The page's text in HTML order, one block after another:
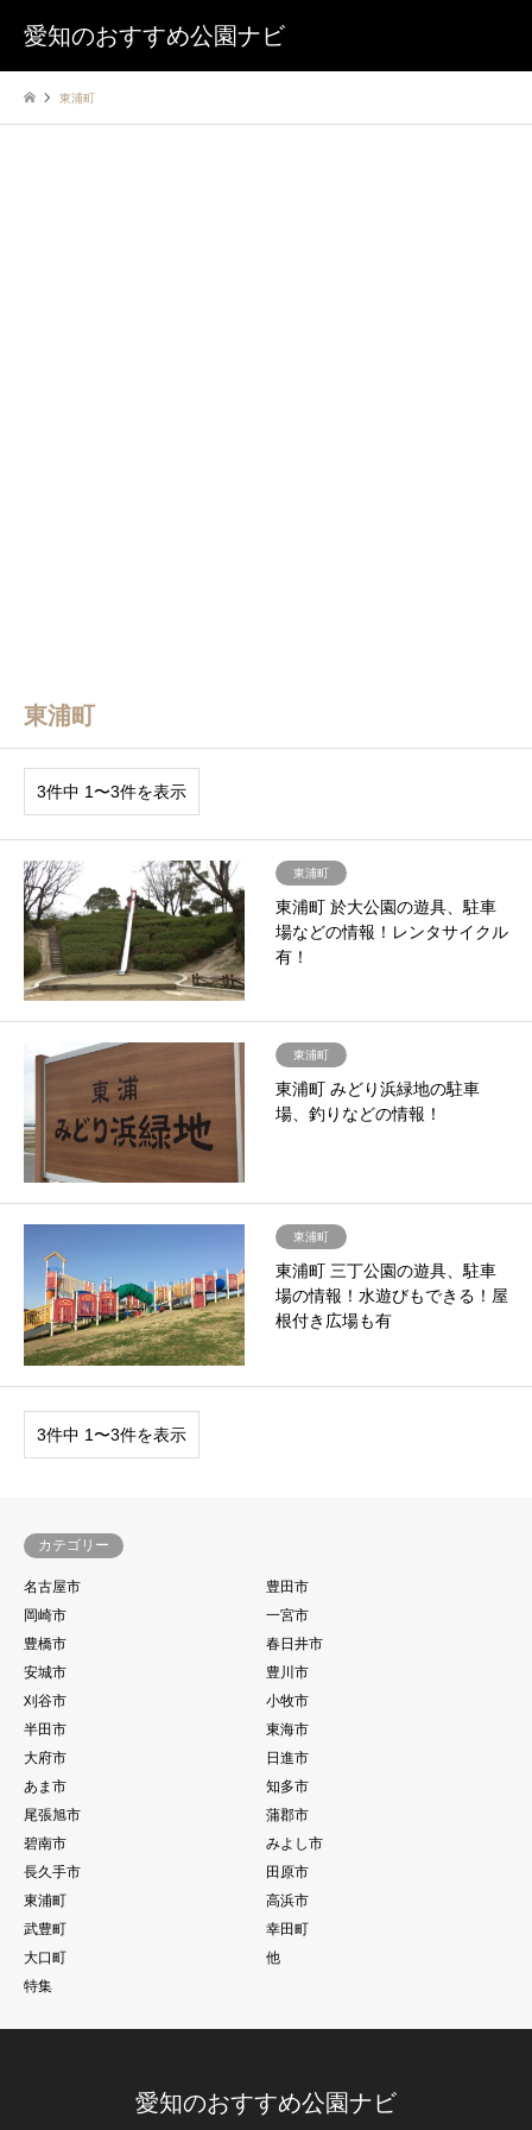
愛知のおすすめ公園ナビ
東浦町
東浦町
3件中 1〜3件を表示
東浦町
東浦町 於大公園の遊具、駐車
場などの情報！レンタサイクル
有！
東浦町
東浦町 みどり浜緑地の駐車
場、釣りなどの情報！
東浦町
東浦町 三丁公園の遊具、駐車
場の情報！水遊びもできる！屋
根付き広場も有
3件中 1〜3件を表示
カテゴリー
名古屋市
豊田市
岡崎市
一宮市
豊橋市
春日井市
安城市
豊川市
刈谷市
小牧市
半田市
東海市
大府市
日進市
あま市
知多市
尾張旭市
蒲郡市
碧南市
みよし市
長久手市
田原市
東浦町
高浜市
武豊町
幸田町
大口町
他
特集
愛知のおすすめ公園ナビ